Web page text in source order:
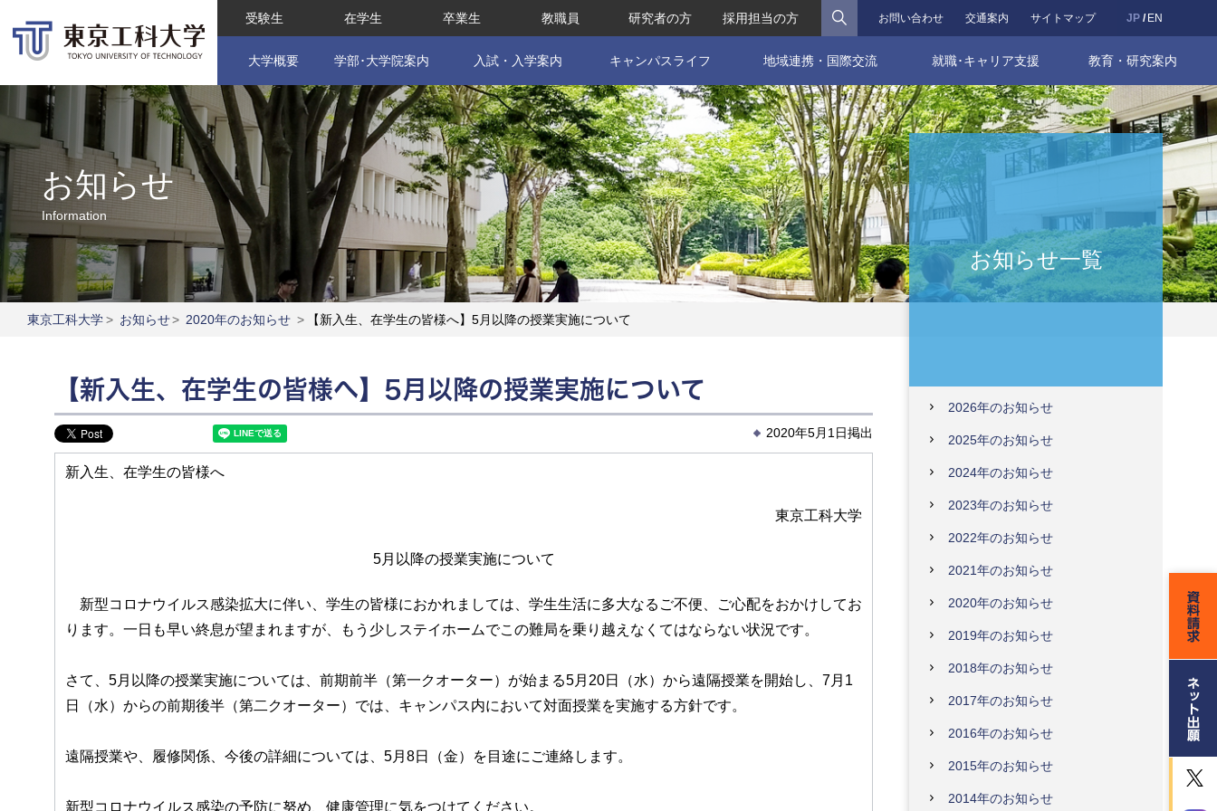
JP EN
お問い合わせ 交通案内 サイトマップ
受験生 在学生 卒業生 教職員 研究者の方 採用担当の方 検索
大学概要 学部･大学院案内 入試・入学案内 キャンパスライフ 地域連携・国際交流 就職･キャリア支援 教育・研究案内
お知らせ
Information
東京工科大学> お知らせ> 2020年のお知らせ > 【新入生、在学生の皆様へ】5月以降の授業実施について
【新入生、在学生の皆様へ】5月以降の授業実施について
2020年5月1日掲出
新入生、在学生の皆様へ
東京工科大学
5月以降の授業実施について
新型コロナウイルス感染拡大に伴い、学生の皆様におかれましては、学生生活に多大なるご不便、ご心配をおかけしてお
ります。一日も早い終息が望まれますが、もう少しステイホームでこの難局を乗り越えなくてはならない状況です。
さて、5月以降の授業実施については、前期前半（第一クオーター）が始まる5月20日（水）から遠隔授業を開始し、7月1
日（水）からの前期後半（第二クオーター）では、キャンパス内において対面授業を実施する方針です。
遠隔授業や、履修関係、今後の詳細については、5月8日（金）を目途にご連絡します。
新型コロナウイルス感染の予防に努め、健康管理に気をつけてください。
お知らせ一覧
2026年のお知らせ
2025年のお知らせ
2024年のお知らせ
2023年のお知らせ
2022年のお知らせ
2021年のお知らせ
2020年のお知らせ
2019年のお知らせ
2018年のお知らせ
2017年のお知らせ
2016年のお知らせ
2015年のお知らせ
2014年のお知らせ